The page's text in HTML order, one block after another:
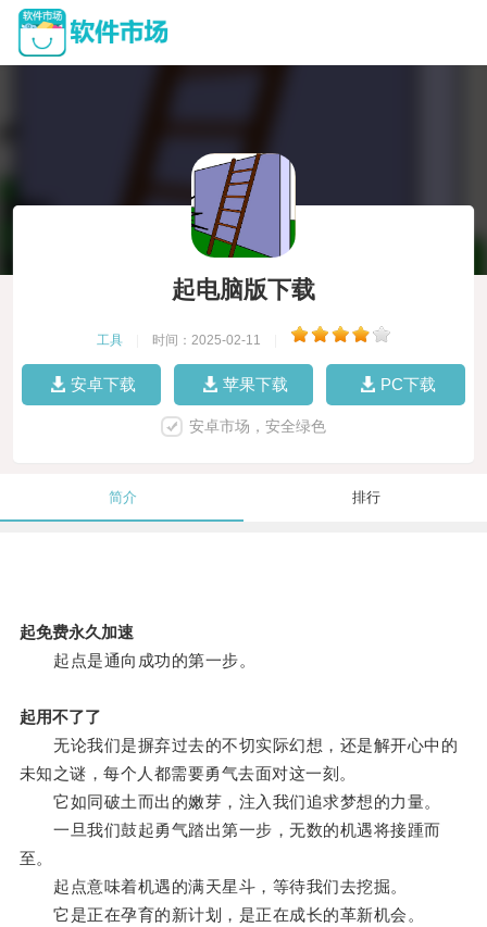
起电脑版下载
工具 时间：2025-02-11
安卓下载 苹果下载 PC下载
安卓市场，安全绿色
简介 排行
起免费永久加速
起点是通向成功的第一步。
起用不了了
无论我们是摒弃过去的不切实际幻想，还是解开心中的
未知之谜，每个人都需要勇气去面对这一刻。
它如同破土而出的嫩芽，注入我们追求梦想的力量。
一旦我们鼓起勇气踏出第一步，无数的机遇将接踵而
至。
起点意味着机遇的满天星斗，等待我们去挖掘。
它是正在孕育的新计划，是正在成长的革新机会。